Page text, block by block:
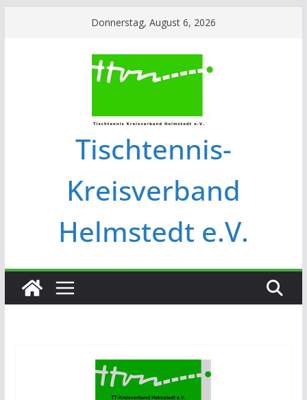
Donnerstag, August 6, 2026
Tischtennis-
Kreisverband
Helmstedt e.V.